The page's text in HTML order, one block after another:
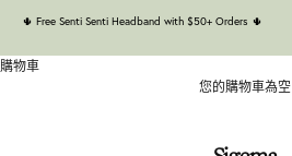
🌵 Free Senti Senti Headband with $50+ Orders 🌵
購物車
您的購物車為空